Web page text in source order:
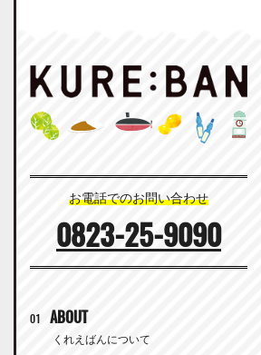
お電話でのお問い合わせ
0823-25-9090
01 ABOUT
くれえばんについて